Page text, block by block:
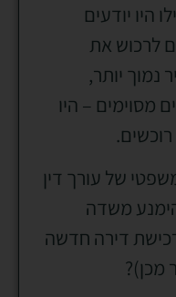
היו יודעים
לרכוש את
יותר,
מסוימים – היו
רוכשים.
של עורך דין
משדה
דירה חדשה
מכן)?